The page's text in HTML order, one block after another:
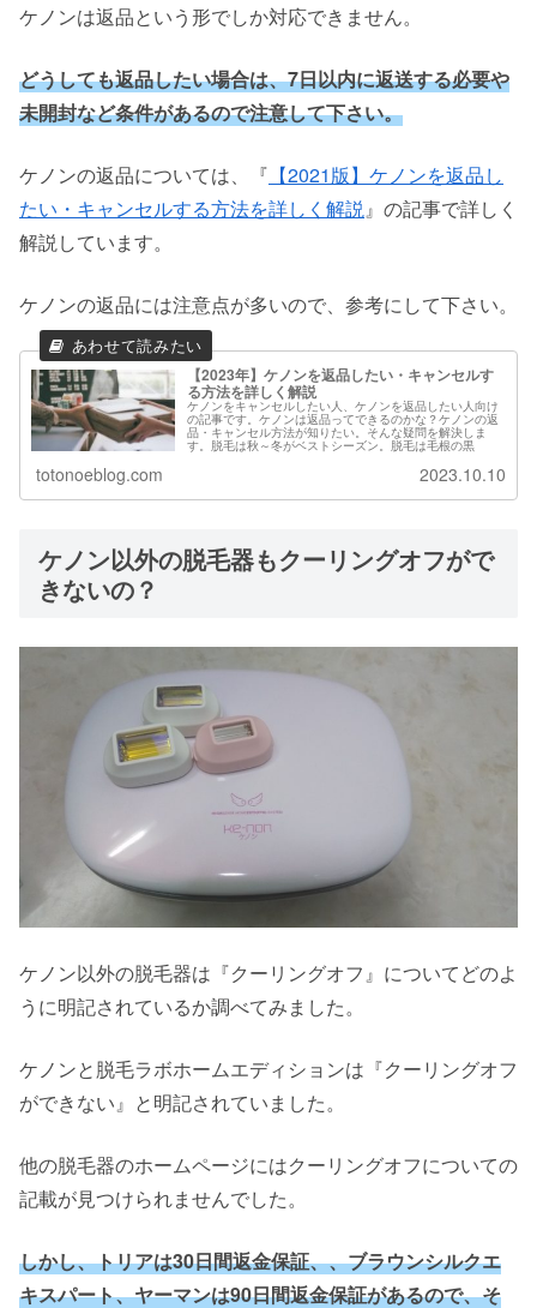
ケノンは返品という形でしか対応できません。
どうしても返品したい場合は、7日以内に返送する必要や
未開封など条件があるので注意して下さい。
ケノンの返品については、『 【2021版】ケノンを返品し
たい・キャンセルする方法を詳しく解説』の記事で詳しく
解説しています。
ケノンの返品には注意点が多いので、参考にして下さい。
【2023年】ケノンを返品したい・キャンセルす
る方法を詳しく解説
ケノンをキャンセルしたい人、ケノンを返品したい人向け
の記事です。ケノンは返品ってできるのかな？ケノンの返
品・キャンセル方法が知りたい。そんな疑問を解決しま
す。脱毛は秋～冬がベストシーズン。脱毛は毛根の黒
totonoeblog.com 2023.10.10
ケノン以外の脱毛器もクーリングオフがで
きないの？
ケノン以外の脱毛器は『クーリングオフ』についてどのよ
うに明記されているか調べてみました。
ケノンと脱毛ラボホームエディションは『クーリングオフ
ができない』と明記されていました。
他の脱毛器のホームページにはクーリングオフについての
記載が見つけられませんでした。
しかし、トリアは30日間返金保証、、ブラウンシルクエ
キスパート、ヤーマンは90日間返金保証があるので、そ